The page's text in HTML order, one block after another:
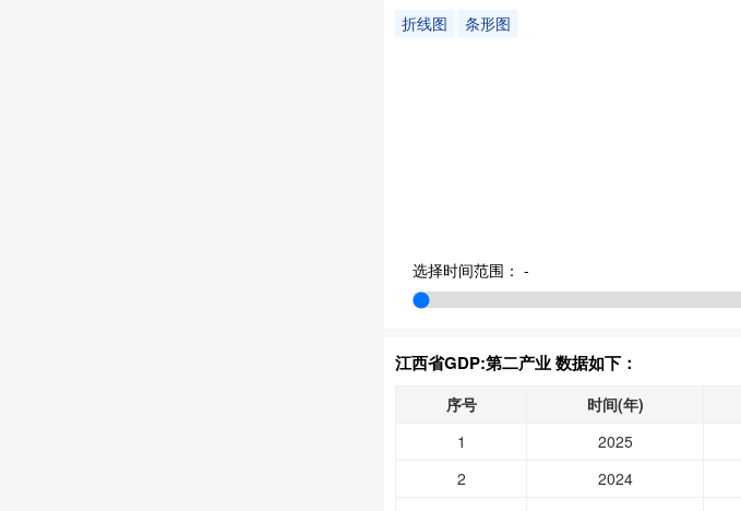
折线图 条形图
选择时间范围： -
江西省GDP:第二产业 数据如下：
序号 时间(年)
1
2025
2
2024